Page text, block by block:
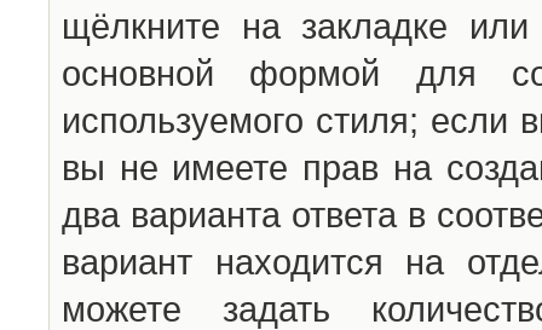
щёлкните на закладке
основной формой для
используемого стиля; если
вы не имеете прав на
два варианта ответа в
вариант находится на
можете задать